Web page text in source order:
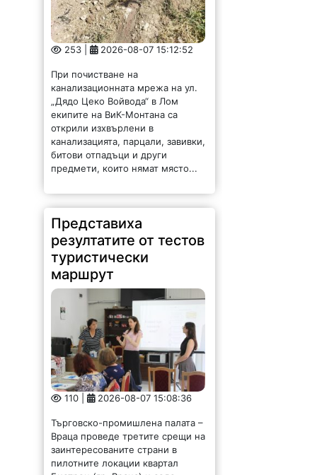
предмети, които нямат място...
резултатите от тестов
туристически
маршрут
110 | 2026-08-07 15:08:36
Търговско-промишлена палата –
Враца проведе третите срещи на
заинтересованите страни в
пилотните локации квартал
Бистрец (гр. Враца) и село
Згориград по проект „Туризъм,
ръководен от местните
общности: създаване на
устойчиви...
Новият ловен сезон –
с отговорност,
безопасност и грижа